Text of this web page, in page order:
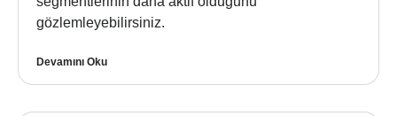
gözlemleyebilirsiniz.
Devamını Oku